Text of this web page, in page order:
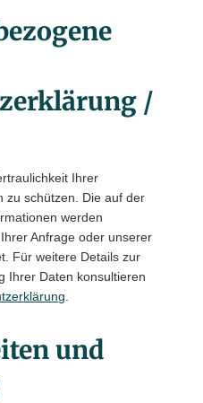
/
Ihrer
zu schützen. Die auf der
werden
Anfrage oder unserer
Für weitere Details zur
Ihrer Daten konsultieren
und